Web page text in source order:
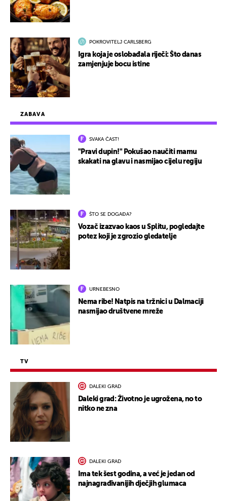
ZABAVA
SVAKA ČAST!
"Pravi dupin!" Pokušao naučiti mamu
skakati na glavu i nasmijao cijelu regiju
ŠTO SE DOGAĐA?
Vozač izazvao kaos u Splitu, pogledajte
potez koji je zgrozio gledatelje
URNEBESNO
Nema ribe! Natpis na tržnici u Dalmaciji
nasmijao društvene mreže
TV
DALEKI GRAD
Daleki grad: Životno je ugrožena, no to
nitko ne zna
DALEKI GRAD
Ima tek šest godina, a već je jedan od
najnagrađivanijih dječjih glumaca
POKROVITELJ CARLSBERG
Igra koja je oslobađala riječi: Što danas
zamjenjuje bocu istine